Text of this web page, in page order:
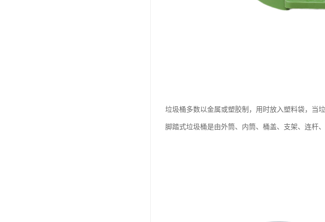
垃圾桶多数以金属或塑胶制，用时放入塑料袋，当
脚踏式垃圾桶是由外筒、内筒、桶盖、支架、连杆